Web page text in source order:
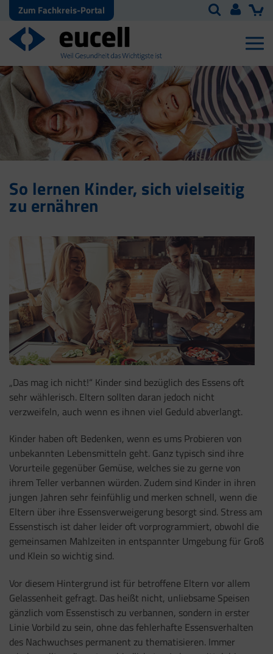
Zum Fachkreis-Portal
So lernen Kinder, sich vielseitig
zu ernähren
„Das mag ich nicht!“ Kinder sind bezüglich des Essens oft
sehr wählerisch. Eltern sollten daran jedoch nicht
verzweifeln, auch wenn es ihnen viel Geduld abverlangt.
Kinder haben oft Bedenken, wenn es ums Probieren von
unbekannten Lebensmitteln geht. Ganz typisch sind ihre
Vorurteile gegenüber Gemüse, welches sie zu gerne von
ihrem Teller verbannen würden. Zudem sind Kinder in ihren
jungen Jahren sehr feinfühlig und merken schnell, wenn die
Eltern über ihre Essensverweigerung besorgt sind. Stress am
Essenstisch ist daher leider oft vorprogrammiert, obwohl die
gemeinsamen Mahlzeiten in entspannter Umgebung für Groß
und Klein so wichtig sind.
Vor diesem Hintergrund ist für betroffene Eltern vor allem
Gelassenheit gefragt. Das heißt nicht, unliebsame Speisen
gänzlich vom Essenstisch zu verbannen, sondern in erster
Linie Vorbild zu sein, ohne das fehlerhafte Essensverhalten
des Nachwuchses permanent zu thematisieren. Immer